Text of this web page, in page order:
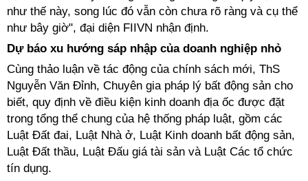
như thế này, song lúc đó vẫn còn chưa rõ ràng và cụ thể
như bây giờ", đại diện FIIVN nhận định.
Dự báo xu hướng sáp nhập của doanh nghiệp nhỏ
Cùng thảo luận về tác động của chính sách mới, ThS
Nguyễn Văn Đỉnh, Chuyên gia pháp lý bất động sản cho
biết, quy định về điều kiện kinh doanh địa ốc được đặt
trong tổng thể chung của hệ thống pháp luật, gồm các
Luật Đất đai, Luật Nhà ở, Luật Kinh doanh bất động sản,
Luật Đất thầu, Luật Đấu giá tài sản và Luật Các tổ chức
tín dụng.